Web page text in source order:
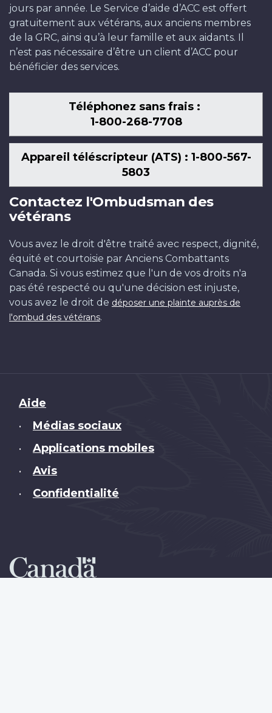
jours par année. Le Service d’aide d’ACC est offert
gratuitement aux vétérans, aux anciens membres
de la GRC, ainsi qu’à leur famille et aux aidants. Il
n’est pas nécessaire d’être un client d’ACC pour
bénéficier des services.
Téléphonez sans frais :
1-800-268-7708
Appareil téléscripteur (ATS) : 1-800-567-
5803
Contactez l'Ombudsman des
vétérans
Vous avez le droit d'être traité avec respect, dignité,
équité et courtoisie par Anciens Combattants
Canada. Si vous estimez que l'un de vos droits n'a
pas été respecté ou qu'une décision est injuste,
vous avez le droit de déposer une plainte auprès de
l'ombud des vétérans.
Brand
Aide
• Médias sociaux
• Applications mobiles
• Avis
• Confidentialité